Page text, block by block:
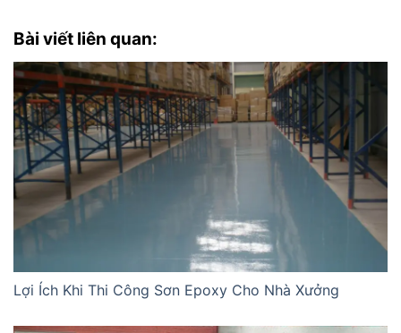
Bài viết liên quan:
Lợi Ích Khi Thi Công Sơn Epoxy Cho Nhà Xưởng